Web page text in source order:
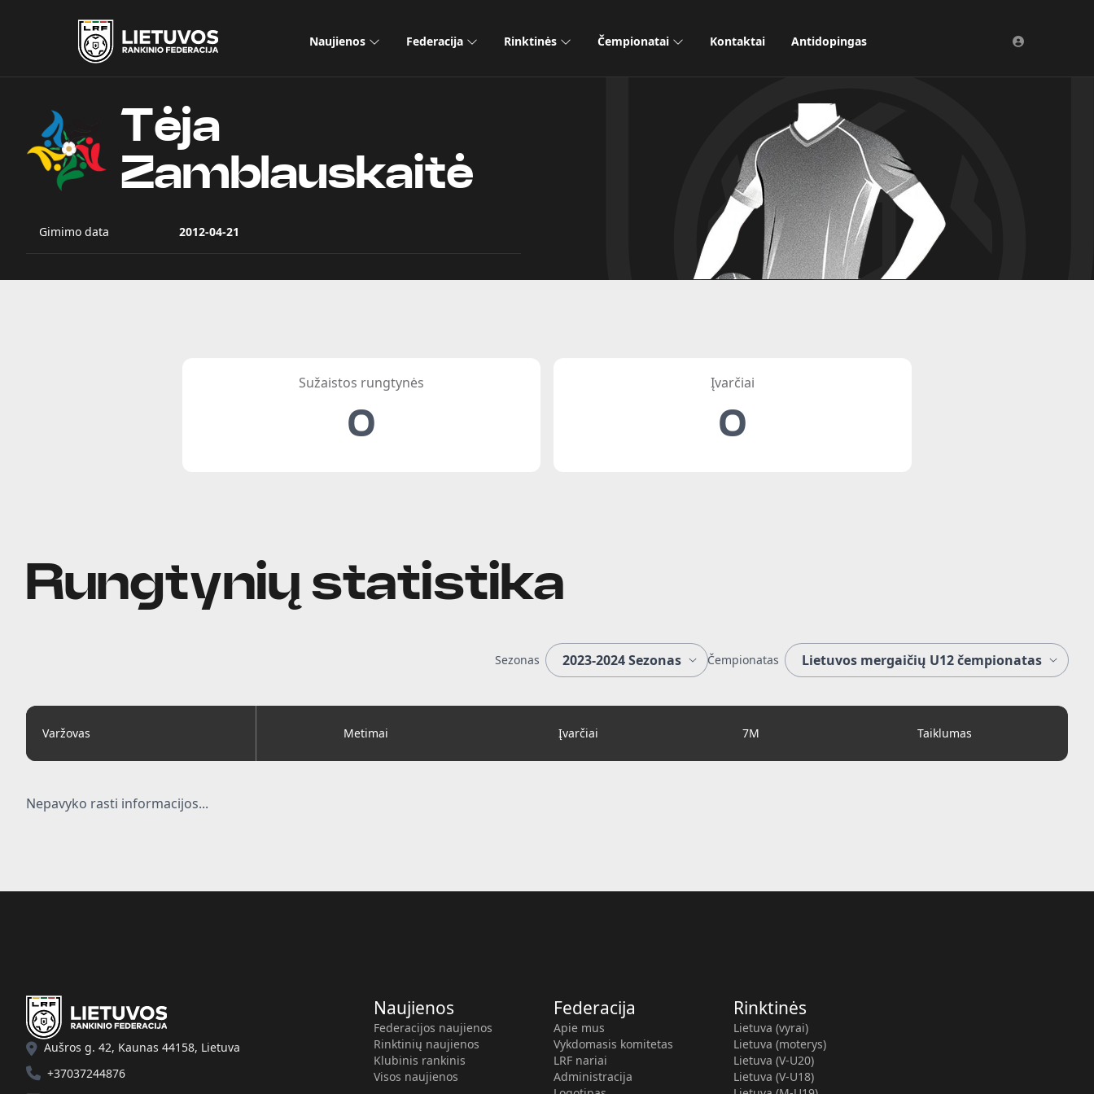
Naujienos Federacija Rinktinės Čempionatai Kontaktai Antidopingas
Tėja
Zamblauskaitė
Gimimo data 2012-04-21
Sužaistos rungtynės
0
Įvarčiai
0
Rungtynių statistika
Sezonas Čempionatas
Varžovas Metimai Įvarčiai 7M Taiklumas
Nepavyko rasti informacijos...
Aušros g. 42, Kaunas 44158, Lietuva
+37037244876
Naujienos
Federacijos naujienos
Rinktinių naujienos
Klubinis rankinis
Visos naujienos
Federacija
Apie mus
Vykdomasis komitetas
LRF nariai
Administracija
Rinktinės
Lietuva (vyrai)
Lietuva (moterys)
Lietuva (V-U20)
Lietuva (V-U18)